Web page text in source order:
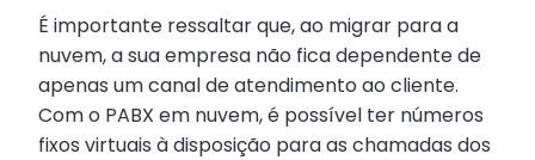
É importante ressaltar que, ao migrar para a
nuvem, a sua empresa não fica dependente de
apenas um canal de atendimento ao cliente.
Com o PABX em nuvem, é possível ter números
fixos virtuais à disposição para as chamadas dos